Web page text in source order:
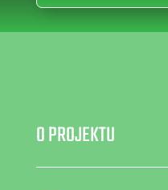
O PROJEKTU